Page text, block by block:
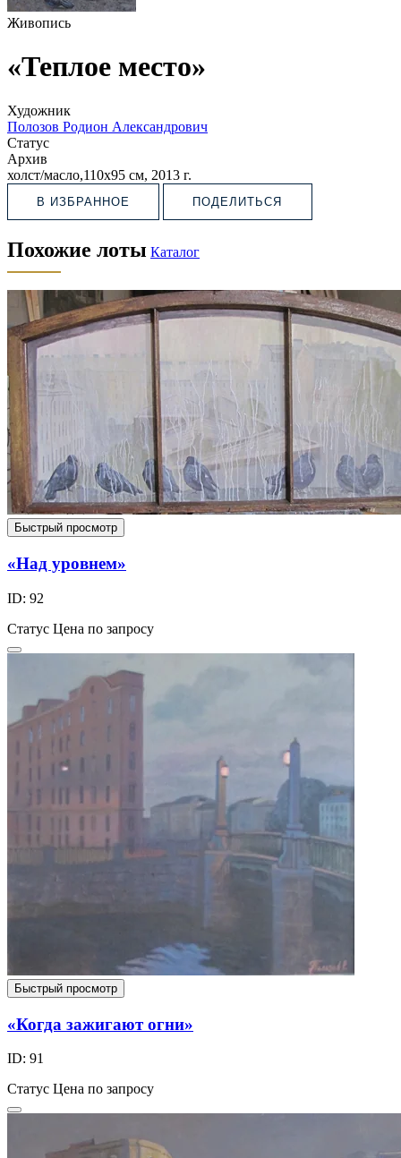
Живопись
«Теплое место»
Художник
Полозов Родион Александрович
Статус
Архив
холст/масло,110х95 см, 2013 г.
В ИЗБРАННОЕ ПОДЕЛИТЬСЯ
Похожие лоты Каталог
Быстрый просмотр
«Над уровнем»
ID: 92
Статус Цена по запросу
Быстрый просмотр
«Когда зажигают огни»
ID: 91
Статус Цена по запросу